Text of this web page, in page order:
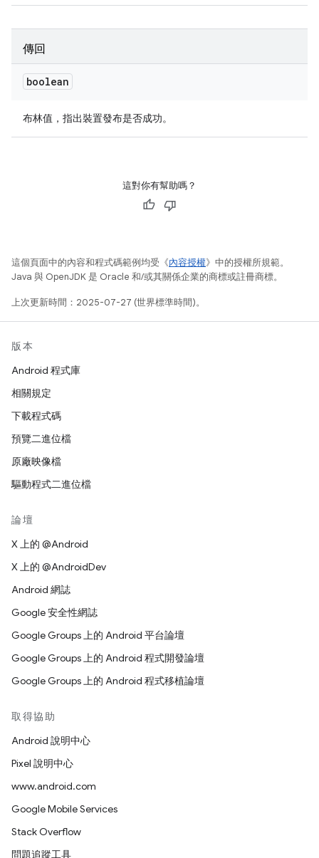
傳回
boolean
布林值，指出裝置發布是否成功。
這對你有幫助嗎？
這個頁面中的內容和程式碼範例均受《內容授權》中的授權所規範。
Java 與 OpenJDK 是 Oracle 和/或其關係企業的商標或註冊商標。
上次更新時間：2025-07-27 (世界標準時間)。
版本
Android 程式庫
相關規定
下載程式碼
預覽二進位檔
原廠映像檔
驅動程式二進位檔
論壇
X 上的 @Android
X 上的 @AndroidDev
Android 網誌
Google 安全性網誌
Google Groups 上的 Android 平台論壇
Google Groups 上的 Android 程式開發論壇
Google Groups 上的 Android 程式移植論壇
取得協助
Android 說明中心
Pixel 說明中心
www.android.com
Google Mobile Services
Stack Overflow
問題追蹤工具